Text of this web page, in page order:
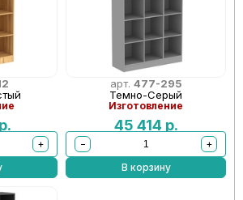
р.
+
арт. 477-295
Темно-Серый
Изготовление
45 414 р.
−
+
В корзину